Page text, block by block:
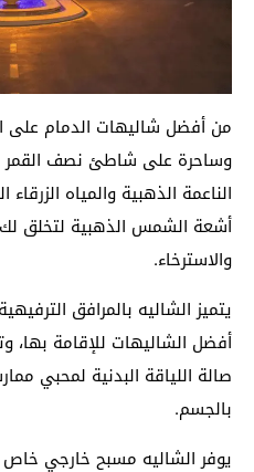
من أفضل شاليهات الدمام على
وساحرة على شاطئ نصف القمر
الناعمة الذهبية والمياه
أشعة الشمس الذهبية لتخلق لك
والاسترخاء.
يتميز الشاليه بالمرافق
أفضل الشاليهات للإقامة بها،
صالة اللياقة البدنية لمحبي
بالجسم.
يوفر الشاليه مسبح خارجي خاص